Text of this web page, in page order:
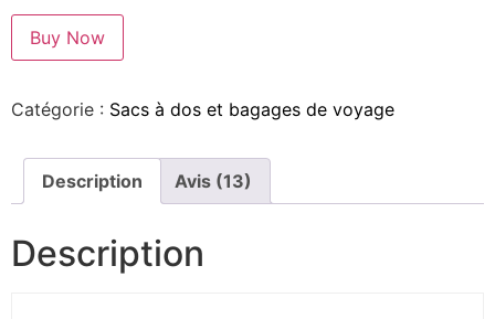
Buy Now
Catégorie : Sacs à dos et bagages de voyage
Description Avis (13)
Description